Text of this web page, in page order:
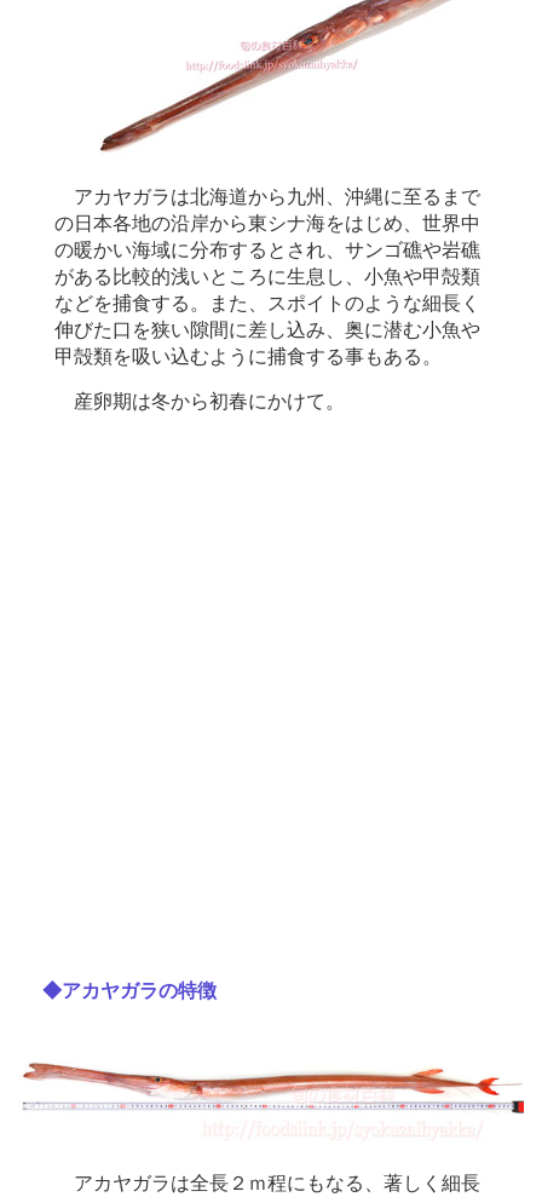
アカヤガラは北海道から九州、沖縄に至るまで
の日本各地の沿岸から東シナ海をはじめ、世界中
の暖かい海域に分布するとされ、サンゴ礁や岩礁
がある比較的浅いところに生息し、小魚や甲殻類
などを捕食する。また、スポイトのような細長く
伸びた口を狭い隙間に差し込み、奥に潜む小魚や
甲殻類を吸い込むように捕食する事もある。
産卵期は冬から初春にかけて。
◆アカヤガラの特徴
アカヤガラは全長２ｍ程にもなる、著しく細長